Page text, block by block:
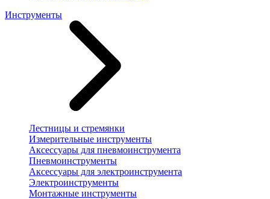
Инструменты
Лестницы и стремянки
Измерительные инструменты
Аксессуары для пневмоинструмента
Пневмоинструменты
Аксессуары для электроинструмента
Электроинструменты
Монтажные инструменты